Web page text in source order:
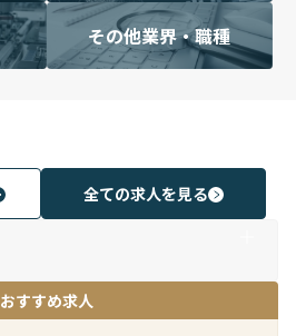
その他業界・職種
全ての求人を見る
おすすめ求人